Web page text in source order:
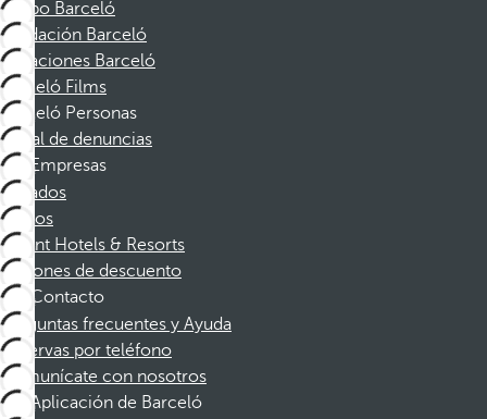
Grupo Barceló
Fundación Barceló
Vacaciones Barceló
Barceló Films
Barceló Personas
Canal de denuncias
Empresas
Afiliados
Socios
Dorint Hotels & Resorts
Cupones de descuento
Contacto
Preguntas frecuentes y Ayuda
Reservas por teléfono
Comunícate con nosotros
Aplicación de Barceló